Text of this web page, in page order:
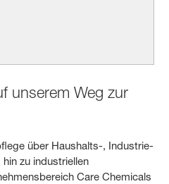
unserem Weg zur
über Haushalts-, Industrie-
zu industriellen
Care Chemicals